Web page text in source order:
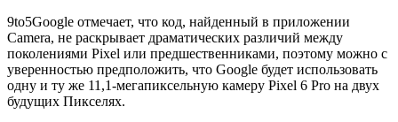
9to5Google отмечает, что код, найденный в приложении
Camera, не раскрывает драматических различий между
поколениями Pixel или предшественниками, поэтому можно с
уверенностью предположить, что Google будет использовать
одну и ту же 11,1-мегапиксельную камеру Pixel 6 Pro на двух
будущих Пикселях.